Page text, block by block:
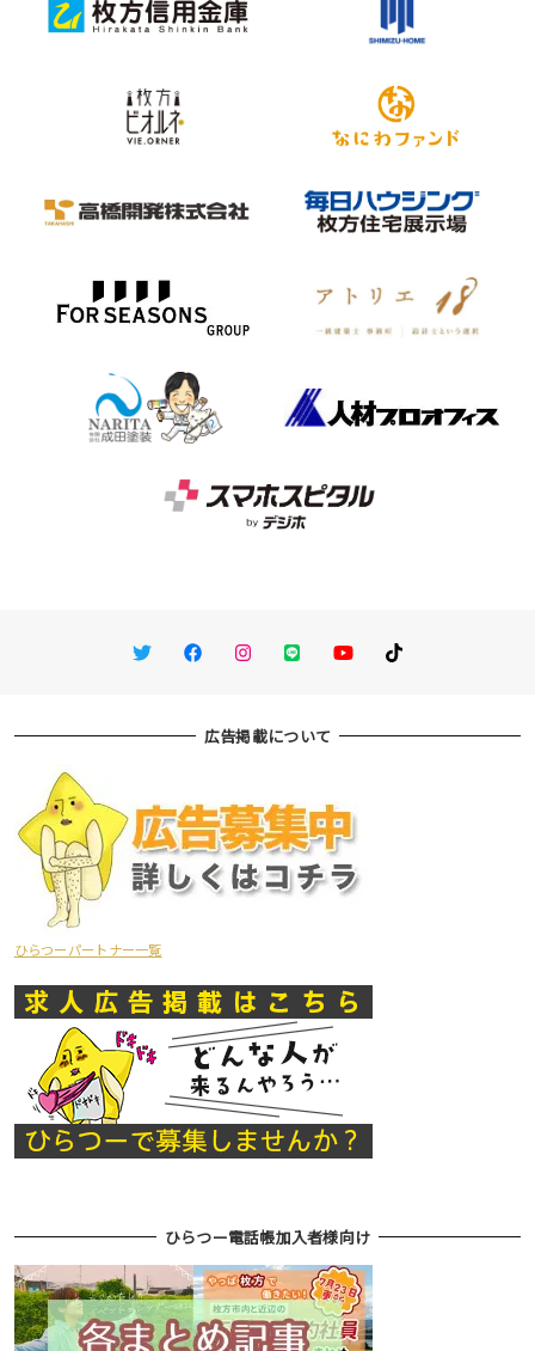
TwitterFacebookInstagram
LINE You TubeTikTok
広告掲載について
ひらつーパートナー一覧
ひらつー電話帳加入者様向け